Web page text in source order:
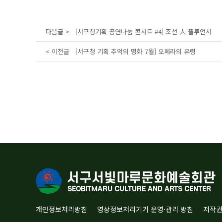
다음글 > [서구청기획 공연나눔 콘서트 #4] 조선 人 플루언서
< 이전글 [서구청 기획 추억의 명화 7월] 오페라의 유령
개인정보처리방침 영상정보처리기기 운영·관리 방침 저작